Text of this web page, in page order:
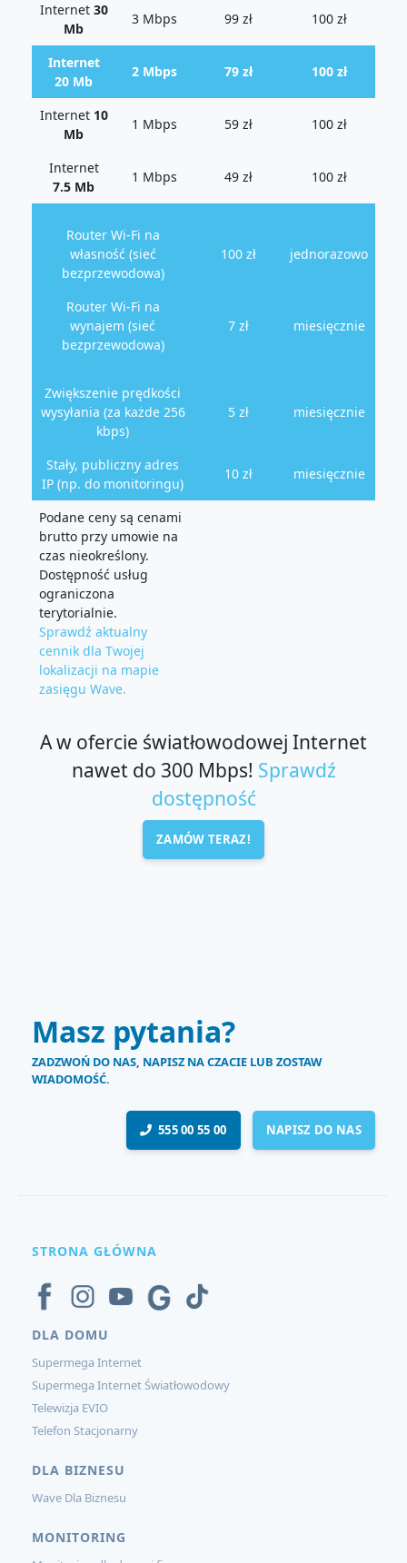
Internet 30
Mb
3 Mbps 99 zł 100 zł
Internet
20 Mb
2 Mbps 79 zł 100 zł
Internet 10
Mb
1 Mbps 59 zł 100 zł
Internet
7.5 Mb
1 Mbps 49 zł 100 zł
Router Wi-Fi na
własność (sieć
bezprzewodowa)
100 zł jednorazowo
Router Wi-Fi na
wynajem (sieć
bezprzewodowa)
7 zł miesięcznie
Zwiększenie prędkości
wysyłania (za każde 256
kbps)
5 zł miesięcznie
Stały, publiczny adres
IP (np. do monitoringu)
10 zł miesięcznie
Podane ceny są cenami
brutto przy umowie na
czas nieokreślony.
Dostępność usług
ograniczona
terytorialnie.
Sprawdź aktualny
cennik dla Twojej
lokalizacji na mapie
zasięgu Wave.
A w ofercie światłowodowej Internet
nawet do 300 Mbps! Sprawdź
dostępność
ZAMÓW TERAZ!
Masz pytania?
ZADZWOŃ DO NAS, NAPISZ NA CZACIE LUB ZOSTAW
WIADOMOŚĆ.
555 00 55 00 NAPISZ DO NAS
STRONA GŁÓWNA
DLA DOMU
Supermega Internet
Supermega Internet Światłowodowy
Telewizja EVIO
Telefon Stacjonarny
DLA BIZNESU
Wave Dla Biznesu
MONITORING